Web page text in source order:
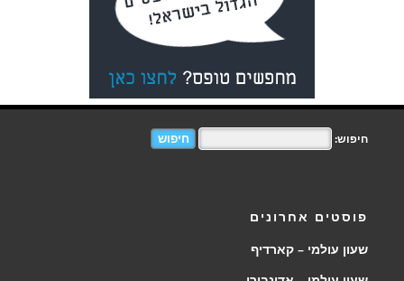
חיפוש:
פוסטים אחרונים
שעון עולמי – קארדיף